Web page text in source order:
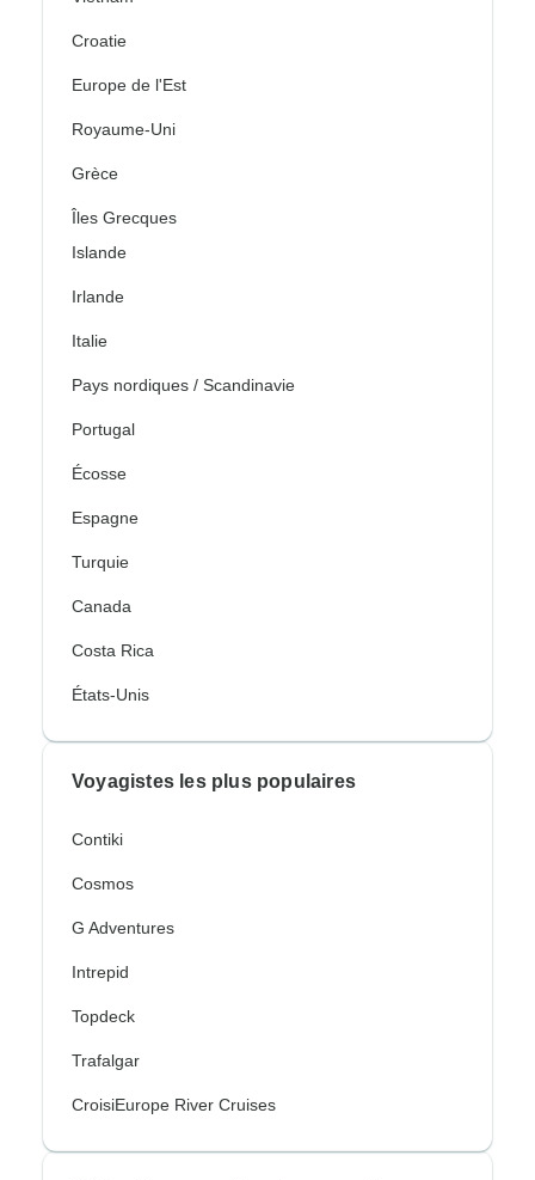
Croatie
Europe de l'Est
Royaume-Uni
Grèce
Îles Grecques
Islande
Irlande
Italie
Pays nordiques / Scandinavie
Portugal
Écosse
Espagne
Turquie
Canada
Costa Rica
États-Unis
Voyagistes les plus populaires
Contiki
Cosmos
G Adventures
Intrepid
Topdeck
Trafalgar
CroisiEurope River Cruises